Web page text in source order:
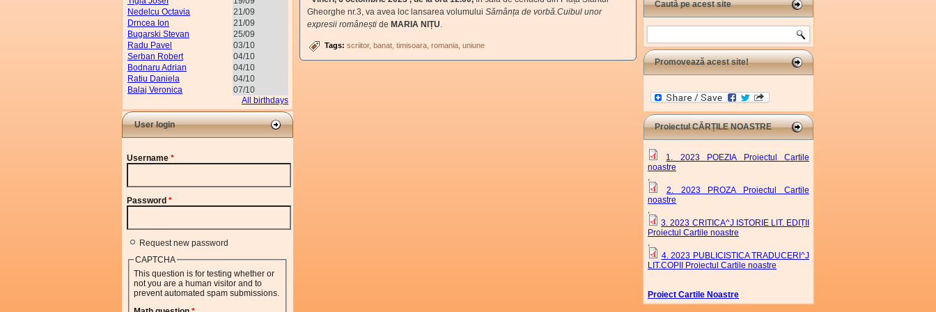
Nedelcu Octavia
21/09
Drncea Ion
21/09
Bugarski Stevan
25/09
Radu Pavel
03/10
Serban Robert
04/10
Bodnaru Adrian
04/10
Ratiu Daniela
04/10
Balaj Veronica
07/10
All birthdays
User login
Username *
Password *
Request new password
CAPTCHA
This question is for testing whether or
not you are a human visitor and to
prevent automated spam submissions.
Gheorghe nr.3, va avea loc lansarea volumului Sămânța de vorbă.Cuibul unor
expresii românești de MARIA NIȚU.
Tags: scriitor banat timisoara romania uniune
Caută pe acest site
Search
Promovează acest site!
Proiectul CĂRȚILE NOASTRE
1. 2023 POEZIA Proiectul Cartile
noastre
,
2. 2023 PROZA Proiectul Cartile
noastre
,
3. 2023 CRITICA^J ISTORIE LIT. EDIȚII
Proiectul Cartile noastre
,
4. 2023 PUBLICISTICA TRADUCERI^J
LIT.COPII Proiectul Cartile noastre
Proiect Cartile Noastre